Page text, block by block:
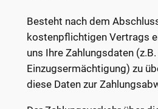
Besteht nach dem
kostenpflichtigen Vertrags
uns Ihre Zahlungsdaten
Einzugsermächtigung) zu
diese Daten zur